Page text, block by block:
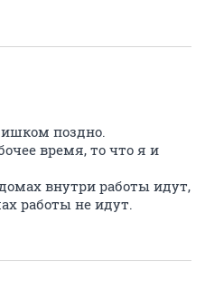
поздно.
время, то что я и
внутри работы идут,
работы не идут.